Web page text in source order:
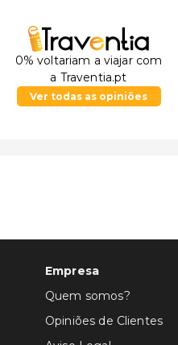
0% voltariam a viajar com
a Traventia.pt
Ver todas as opiniões
Empresa
Quem somos?
Opiniões de Clientes